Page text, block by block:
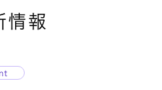
情報